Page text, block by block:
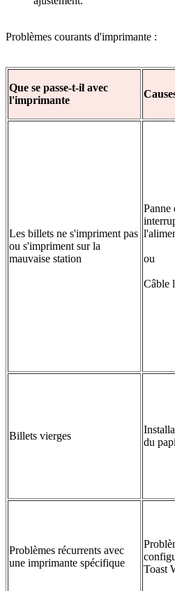
Problèmes courants d'imprimante :
Que se passe-t-il avec
l'imprimante
Les billets ne s'impriment pas
ou s'impriment sur la
mauvaise station
Panne
ou
Câble
Billets vierges
du
Problèmes récurrents avec
une imprimante spécifique
Toast